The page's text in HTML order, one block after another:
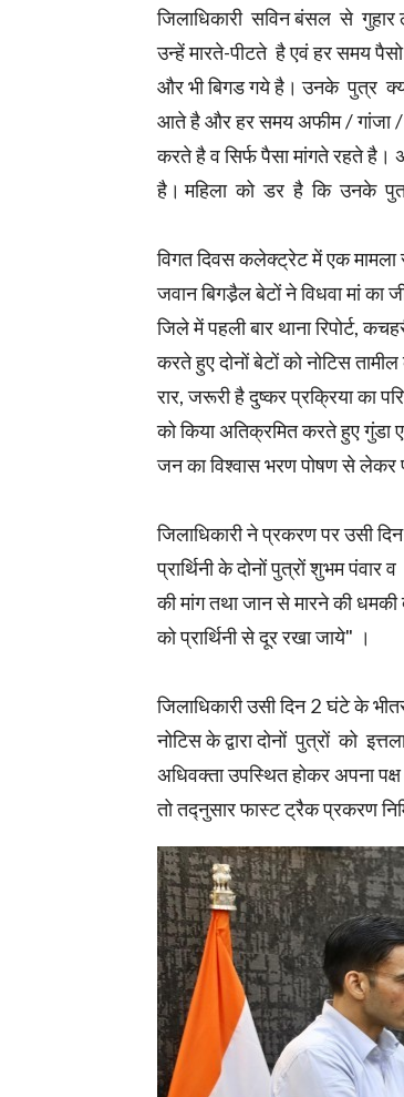
जिलाधिकारी सविन बंसल से
उन्हें मारते-पीटते है एवं हर समय
और भी बिगड गये है। उनके पुत्र
आते है और हर समय अफीम / गांजा /
करते है व सिर्फ पैसा मांगते रहते है।
है। महिला को डर है कि उनके
विगत दिवस कलेक्ट्रेट में एक
जवान बिगडै़ल बेटों ने विधवा मां का
जिले में पहली बार थाना रिपोर्ट,
करते हुए दोनों बेटों को नोटिस
रार, जरूरी है दुष्कर प्रक्रिया का
को किया अतिक्रमित करते हुए गुंडा
जन का विश्वास भरण पोषण से लेकर
जिलाधिकारी ने प्रकरण पर उसी
प्रार्थिनी के दोनों पुत्रों शुभम
की मांग तथा जान से मारने की
को प्रार्थिनी से दूर रखा जाये" ।
जिलाधिकारी उसी दिन 2 घंटे के
नोटिस के द्वारा दोनों पुत्रों को
अधिवक्ता उपस्थित होकर अपना
तो तद्नुसार फास्ट ट्रैक प्रकरण